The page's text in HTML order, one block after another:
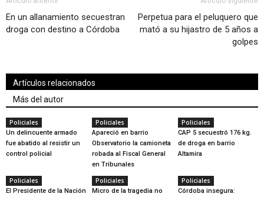
En un allanamiento secuestran
droga con destino a Córdoba
Perpetua para el peluquero que
mató a su hijastro de 5 años a
golpes
Artículos relacionados
Más del autor
Policiales
Un delincuente armado
fue abatido al resistir un
control policial
Policiales
Apareció en barrio
Observatorio la camioneta
robada al Fiscal General
en Tribunales
Policiales
CAP 5 secuestró 176 kg.
de droga en barrio
Altamira
Policiales
El Presidente de la Nación
Policiales
Micro de la tragedia no
Policiales
Córdoba insegura: